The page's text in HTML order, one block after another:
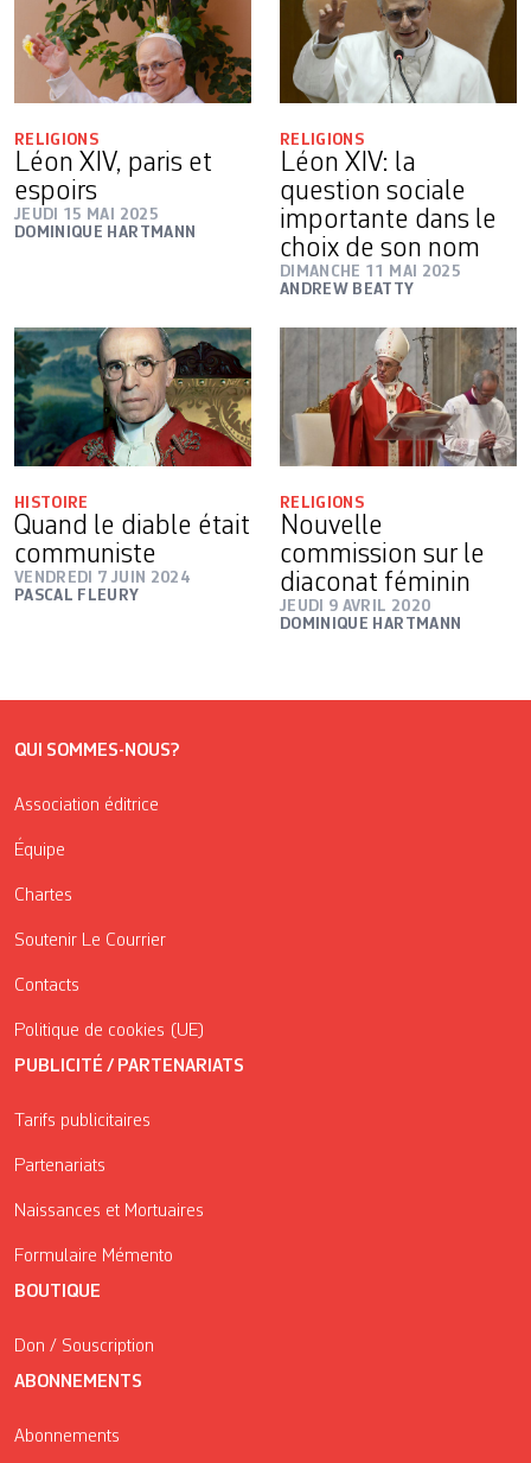
RELIGIONS
Léon XIV, paris et
espoirs
JEUDI 15 MAI 2025
DOMINIQUE HARTMANN
RELIGIONS
Léon XIV: la
question sociale
importante dans le
choix de son nom
DIMANCHE 11 MAI 2025
ANDREW BEATTY
HISTOIRE
Quand le diable était
communiste
VENDREDI 7 JUIN 2024
PASCAL FLEURY
RELIGIONS
Nouvelle
commission sur le
diaconat féminin
JEUDI 9 AVRIL 2020
DOMINIQUE HARTMANN
QUI SOMMES-NOUS?
Association éditrice
Équipe
Chartes
Soutenir Le Courrier
Contacts
Politique de cookies (UE)
PUBLICITÉ / PARTENARIATS
Tarifs publicitaires
Partenariats
Naissances et Mortuaires
Formulaire Mémento
BOUTIQUE
Don / Souscription
ABONNEMENTS
Abonnements